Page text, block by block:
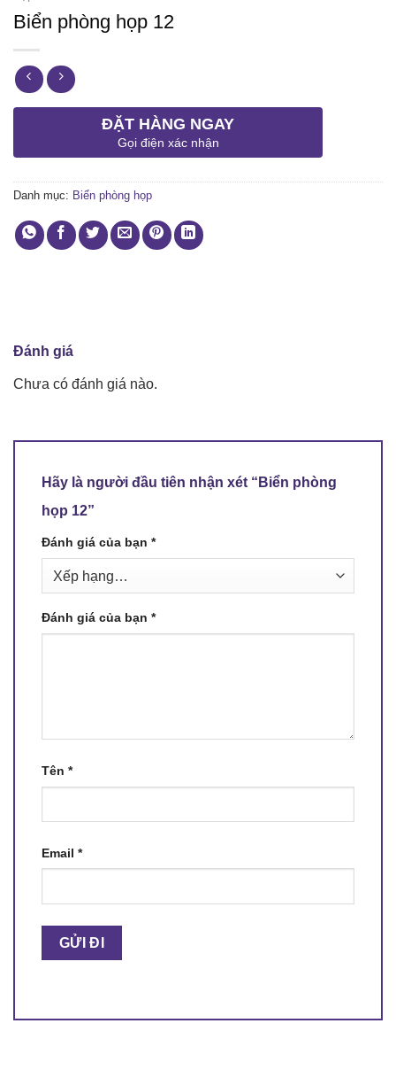
Biển phòng họp 12
ĐẶT HÀNG NGAY
Gọi điện xác nhận
Danh mục: Biển phòng họp
Đánh giá
Chưa có đánh giá nào.
Hãy là người đầu tiên nhận xét “Biển phòng
họp 12”
Đánh giá của bạn *
Đánh giá của bạn *
Tên *
Email *